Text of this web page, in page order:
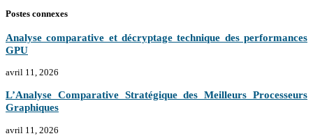
Postes connexes
Analyse comparative et décryptage technique des performances
GPU
avril 11, 2026
L’Analyse Comparative Stratégique des Meilleurs Processeurs
Graphiques
avril 11, 2026